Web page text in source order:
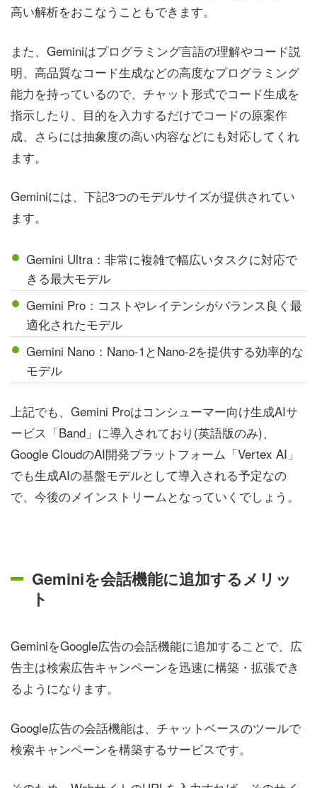
高い解析をおこなうこともできます。
また、Geminiはプログラミング言語の理解やコード説
明、高品質なコード生成などの高度なプログラミング
能力を持っているので、チャット形式でコード生成を
指示したり、目的を入力するだけでコードの原案作
成、さらには抽象度の高い内容などにも対応してくれ
ます。
Geminiには、下記3つのモデルサイズが提供されてい
ます。
Gemini Ultra：非常に複雑で幅広いタスクに対応で
きる最大モデル
Gemini Pro：コストやレイテンシがバランス良く最
適化されたモデル
Gemini Nano：Nano-1とNano-2を提供する効率的な
モデル
上記でも、Gemini Proはコンシューマー向け生成AIサ
ービス「Band」に導入されており(英語版のみ)、
Google CloudのAI開発プラットフォーム「Vertex AI」
でも生成AIの基盤モデルとして導入される予定なの
で、今後のメインストリームとなっていくでしょう。
Geminiを会話機能に追加するメリッ
ト
GeminiをGoogle広告の会話機能に追加することで、広
告主は検索広告キャンペーンを迅速に構築・拡張でき
るようになります。
Google広告の会話機能は、チャットベースのツールで
検索キャンペーンを構築するサービスです。